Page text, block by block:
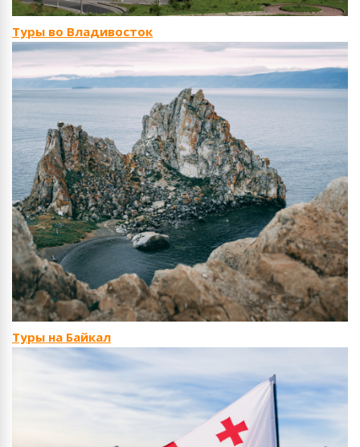
Туры во Владивосток
Туры на Байкал